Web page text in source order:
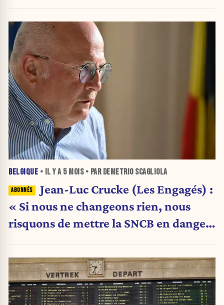
BELGIQUE • IL Y A 5 MOIS• PAR DEMETRIO SCAGLIOLA
Jean-Luc Crucke (Les Engagés) :
« Si nous ne changeons rien, nous
risquons de mettre la SNCB en danger